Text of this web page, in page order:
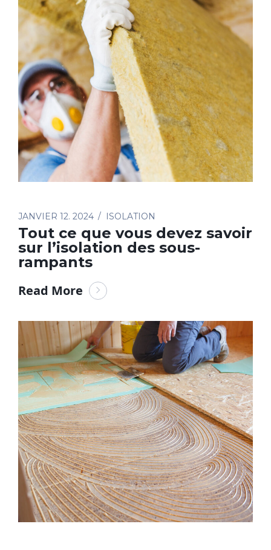
JANVIER 12. 2024 ISOLATION
Tout ce que vous devez savoir
sur l’isolation des sous-
rampants
Read More